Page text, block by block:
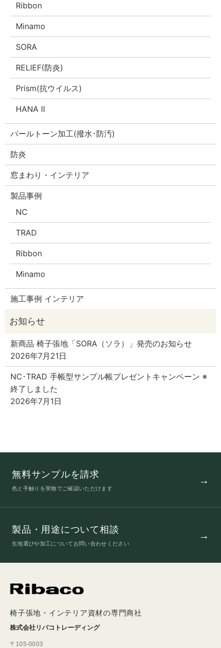
Ribbon
Minamo
SORA
RELIEF(防炎)
Prism(抗ウイルス)
HANA Ⅱ
パールトーン加工(撥水･防汚)
防炎
窓まわり・インテリア
製品事例
NC
TRAD
Ribbon
Minamo
施工事例 インテリア
新商品 椅子張地「SORA（ソラ）」発売のお知らせ
2026年7月21日
NC･TRAD 手帳型サンプル帳プレゼントキャンペーン ※
終了しました
2026年7月1日
無料サンプルを請求
色と手触りを実物でご確認いただけます
製品・用途について相談
生地選びや加工についてお問い合わせください
椅子張地・インテリア資材の専門商社
株式会社リバコトレーディング
〒105-0003